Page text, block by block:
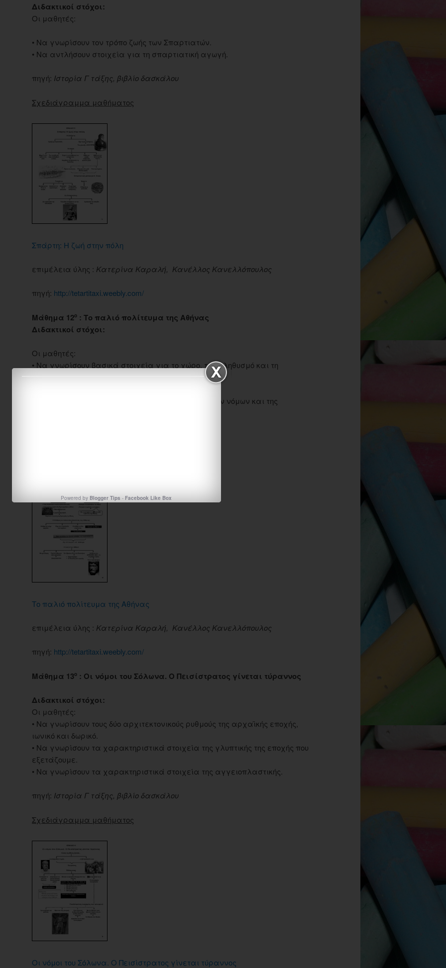
Διδακτικοί στόχοι:
Οι μαθητές:
• Να γνωρίσουν τον τρόπο ζωής των Σπαρτιατών.
• Να αντλήσουν στοιχεία για τη σπαρτιατική αγωγή.
πηγή: Ιστορία Γ τάξης, βιβλίο δασκάλου
Σχεδιάγραμμα μαθήματος
Σπάρτη: Η ζωή στην πόλη
επιμέλεια ύλης : Κατερίνα Καραλή, Κανέλλος Κανελλόπουλος
πηγή: http://tetartitaxi.weebly.com/
Μάθημα 12ο : Το παλιό πολίτευμα της Αθήνας
Διδακτικοί στόχοι:
Οι μαθητές:
• Να γνωρίσουν βασικά στοιχεία για το χώρο, τον πληθυσμό και τη
συγκρότηση του αθηναϊκού
• Να εκτιμήσουν τη μεγάλη σημασία του θεσμού των νόμων και της
Το παλιό πολίτευμα της Αθήνας
επιμέλεια ύλης : Κατερίνα Καραλή, Κανέλλος Κανελλόπουλος
πηγή: http://tetartitaxi.weebly.com/
Μάθημα 13ο : Οι νόμοι του Σόλωνα. Ο Πεισίστρατος γίνεται τύραννος
Διδακτικοί στόχοι:
Οι μαθητές:
• Να γνωρίσουν τους δύο αρχιτεκτονικούς ρυθμούς της αρχαϊκής εποχής,
ιωνικό και δωρικό.
• Να γνωρίσουν τα χαρακτηριστικά στοιχεία της γλυπτικής της εποχής που
εξετάζουμε.
• Να γνωρίσουν τα χαρακτηριστικά στοιχεία της αγγειοπλαστικής.
πηγή: Ιστορία Γ τάξης, βιβλίο δασκάλου
Σχεδιάγραμμα μαθήματος
Οι νόμοι του Σόλωνα. Ο Πεισίστρατος γίνεται τύραννος
Powered byBlogger Tips -Facebook Like Box